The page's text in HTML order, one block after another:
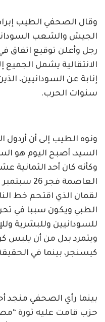
وقال الصحفي الطيب
الجيش والشعب
رجل وأعلن توقيع اتفاق في
الانتقالية يشمل الجميع
إنابة عن السودانيين،
سنوات الحرب.
ونوه الطيب إلى أن
السيد، أصبح اليوم هو
وكأنه كان أحد الثمانية
لقمان الذي اقتحم خط
الطبي ويكون سببا في
للسودانيين وللبشرية
ويتمرد بدل من أن يلبس
كيسنجر، بينما في
بينما رأي الصحفي منجد
حزب قامت عليه ثورة